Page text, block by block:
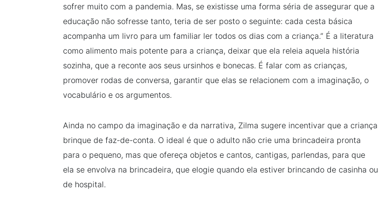
sofrer muito com a pandemia. Mas, se existisse uma forma séria de assegurar que a
educação não sofresse tanto, teria de ser posto o seguinte: cada cesta básica
acompanha um livro para um familiar ler todos os dias com a criança.” É a literatura
como alimento mais potente para a criança, deixar que ela releia aquela história
sozinha, que a reconte aos seus ursinhos e bonecas. É falar com as crianças,
promover rodas de conversa, garantir que elas se relacionem com a imaginação, o
vocabulário e os argumentos.
Ainda no campo da imaginação e da narrativa, Zilma sugere incentivar que a criança
brinque de faz-de-conta. O ideal é que o adulto não crie uma brincadeira pronta
para o pequeno, mas que ofereça objetos e cantos, cantigas, parlendas, para que
ela se envolva na brincadeira, que elogie quando ela estiver brincando de casinha ou
de hospital.